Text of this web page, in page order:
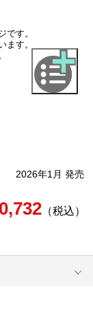
です。
ます。
2026年1月 発売
（税込）